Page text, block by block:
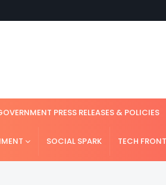
PRESS RELEASES & POLICIES
SOCIAL SPARK TECH